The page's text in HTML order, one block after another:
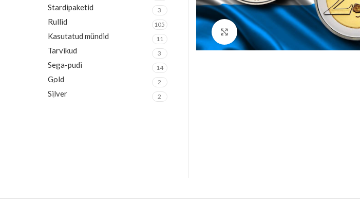
Suurenda
Stardipaketid 3
Rullid 105
Kasutatud mündid 11
Tarvikud 3
Sega-pudi 14
Gold 2
Silver 2